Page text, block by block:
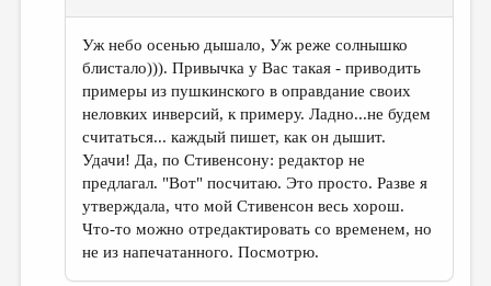
Уж небо осенью дышало, Уж реже солнышко
блистало))). Привычка у Вас такая - приводить
примеры из пушкинского в оправдание своих
неловких инверсий, к примеру. Ладно...не будем
считаться... каждый пишет, как он дышит.
Удачи! Да, по Стивенсону: редактор не
предлагал. "Вот" посчитаю. Это просто. Разве я
утверждала, что мой Стивенсон весь хорош.
Что-то можно отредактировать со временем, но
не из напечатанного. Посмотрю.